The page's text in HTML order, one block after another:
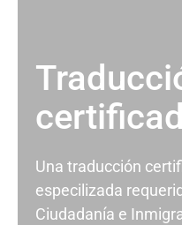
Una traducción
especilizada
Ciudadanía e